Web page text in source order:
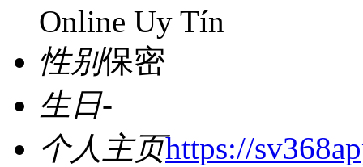
Online Uy Tín
性别保密
生日-
个人主页https://